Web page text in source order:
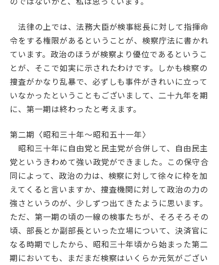
法律の上では、法務大臣が検事総長に対して指揮命
令をする権限があるということが、検察庁法に書かれ
ています。政治のほうが検察より優位であるというこ
とが、そこで如実に示されたわけです。しかも検察の
捜査がかなり乱暴で、必ずしも事件がきれいに立って
いなかったということもございまして、二十九年を期
に、第一期は終わったと考えます。
第二期 〈昭和三十年～昭和五十一年〉
昭和三十年に自由党と民主党が合併して、自由民主
党というきわめて強い政党ができました。この保守合
同によって、政治の力は、検察に対して徐々に枠を加
えてくると言いますか、捜査機関に対して政治の力の
強さというのが、少しずつ出てきたように思います。
ただ、第一期の頃の一線の検事たちが、そろそろその
頃、部長とか副部長といった立場について、決済官に
なる時期でしたから、昭和三十年頃から始まった第二
期においても、まだまだ検察はいくらか元気がござい